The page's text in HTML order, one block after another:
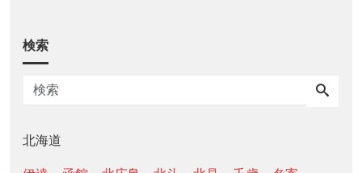
検索
北海道